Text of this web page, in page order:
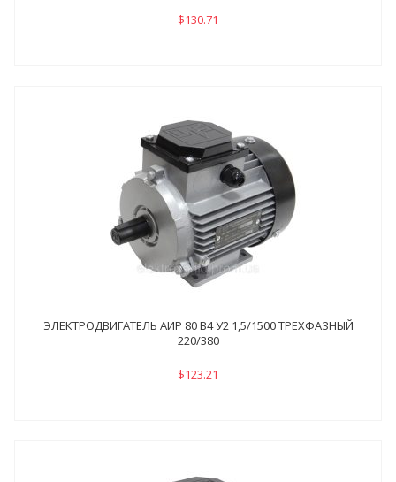
$130.71
ЭЛЕКТРОДВИГАТЕЛЬ АИР 80 В4 У2 1,5/1500 ТРЕХФАЗНЫЙ
220/380
$123.21